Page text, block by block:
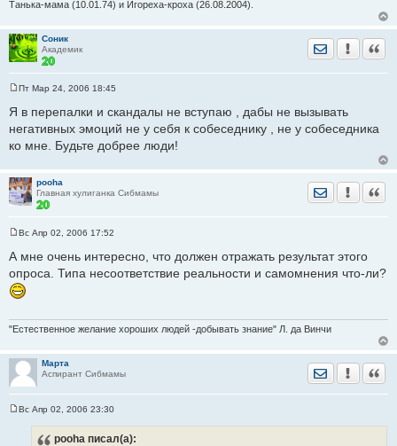
Танька-мама (10.01.74) и Игореха-кроха (26.08.2004).
Соник
Академик
Отправить
о
б
е
и
е
Пт Мар 24, 2006 18:45
Я в перепалки и скандалы не вступаю , дабы не вызывать
негативных эмоций не у себя к собеседнику , не у собеседника
ко мне. Будьте добрее люди!
pooha
Главная хулиганка Сибмамы
Отправить
о
б
щ
е
е
Вс Апр 02, 2006 17:52
А мне очень интересно, что должен отражать результат этого
опроса. Типа несоответствие реальности и самомнения что-ли?
"Естественное желание хороших людей -добывать знание" Л. да Винчи
Марта
Аспирант Сибмамы
Отправить
Вс Апр 02, 2006 23:30
pooha писал(а):